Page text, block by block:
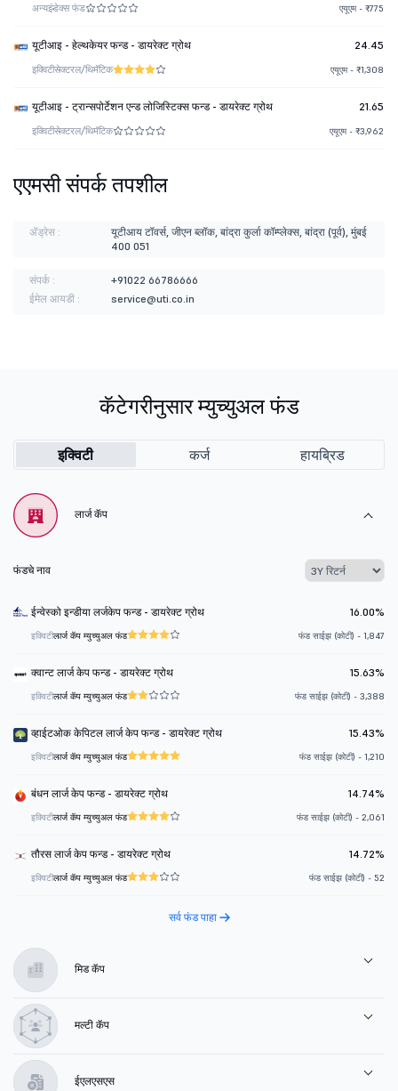
अन्यइंडेक्स फंड एयूएम - ₹775
यूटीआइ - हेल्थकेयर फन्ड - डायरेक्ट ग्रोथ 24.45
इक्विटीसेक्टरल/थिमॅटिक एयूएम - ₹1,308
यूटीआइ - ट्रान्सपोर्टेशन एन्ड लोजिस्टिक्स फन्ड - डायरेक्ट ग्रोथ 21.65
इक्विटीसेक्टरल/थिमॅटिक एयूएम - ₹3,962
एएमसी संपर्क तपशील
ॲड्रेस :
यूटीआय टॉवर्स, जीएन ब्लॉक, बांद्रा कुर्ला कॉम्प्लेक्स, बांद्रा (पूर्व), मुंबई
400 051
संपर्क :
+91022 66786666
ईमेल आयडी :
service@uti.co.in
कॅटेगरीनुसार म्युच्युअल फंड
इक्विटी कर्ज हायब्रिड
लार्ज कॅप
फंडचे नाव
ईन्वेस्को इन्डीया लर्जकेप फन्ड - डायरेक्ट ग्रोथ 16.00%
इक्विटीलार्ज कॅप म्युच्युअल फंड फंड साईझ (कोटी) - 1,847
क्वान्ट लार्ज केप फन्ड - डायरेक्ट ग्रोथ 15.63%
इक्विटीलार्ज कॅप म्युच्युअल फंड फंड साईझ (कोटी) - 3,388
व्हाईटओक केपिटल लार्ज केप फन्ड - डायरेक्ट ग्रोथ 15.43%
इक्विटीलार्ज कॅप म्युच्युअल फंड फंड साईझ (कोटी) - 1,210
बंधन लार्ज केप फन्ड - डायरेक्ट ग्रोथ 14.74%
इक्विटीलार्ज कॅप म्युच्युअल फंड फंड साईझ (कोटी) - 2,061
तौरस लार्ज केप फन्ड - डायरेक्ट ग्रोथ 14.72%
इक्विटीलार्ज कॅप म्युच्युअल फंड फंड साईझ (कोटी) - 52
सर्व फंड पाहा
मिड कॅप
मल्टी कॅप
ईएलएसएस